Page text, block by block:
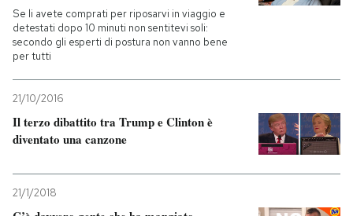
Se li avete comprati per riposarvi in viaggio e
detestati dopo 10 minuti non sentitevi soli:
secondo gli esperti di postura non vanno bene
per tutti
21/10/2016
Il terzo dibattito tra Trump e Clinton è
diventato una canzone
21/1/2018